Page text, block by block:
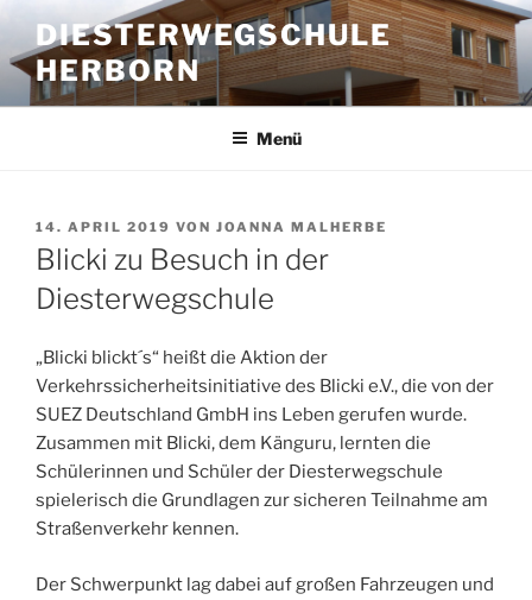
Inhalt
springen
DIESTERWEGSCHULE
HERBORN
Menü
VERÖFFENTLICHT
AM
14. APRIL 2019 VON JOANNA MALHERBE
Blicki zu Besuch in der
Diesterwegschule
„Blicki blickt´s“ heißt die Aktion der
Verkehrssicherheitsinitiative des Blicki e.V., die von der
SUEZ Deutschland GmbH ins Leben gerufen wurde.
Zusammen mit Blicki, dem Känguru, lernten die
Schülerinnen und Schüler der Diesterwegschule
spielerisch die Grundlagen zur sicheren Teilnahme am
Straßenverkehr kennen.
Der Schwerpunkt lag dabei auf großen Fahrzeugen und